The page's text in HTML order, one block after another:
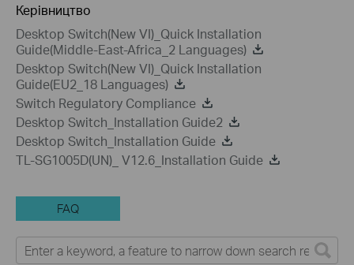
Керівництво
Desktop Switch(New VI)_Quick Installation
Guide(Middle-East-Africa_2 Languages)
Desktop Switch(New VI)_Quick Installation
Guide(EU2_18 Languages)
Switch Regulatory Compliance
Desktop Switch_Installation Guide2
Desktop Switch_Installation Guide
TL-SG1005D(UN)_ V12.6_Installation Guide
FAQ